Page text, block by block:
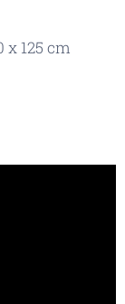
x 125 cm